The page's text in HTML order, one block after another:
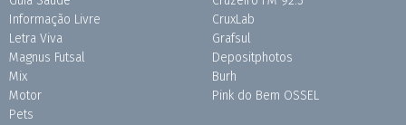
Informação Livre
Letra Viva
Magnus Futsal
Mix
Motor
Pets
CruxLab
Grafsul
Depositphotos
Burh
Pink do Bem OSSEL